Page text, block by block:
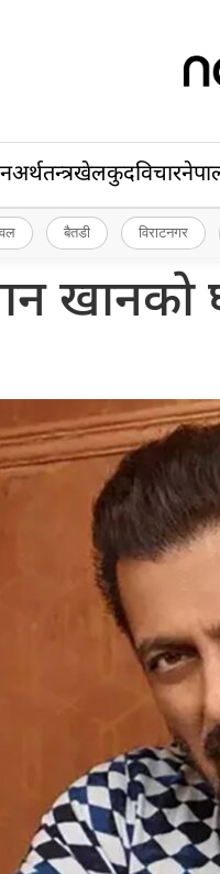
अर्थतन्त्रखेलकुदविचार
बैतडी विराटनगर
खानको